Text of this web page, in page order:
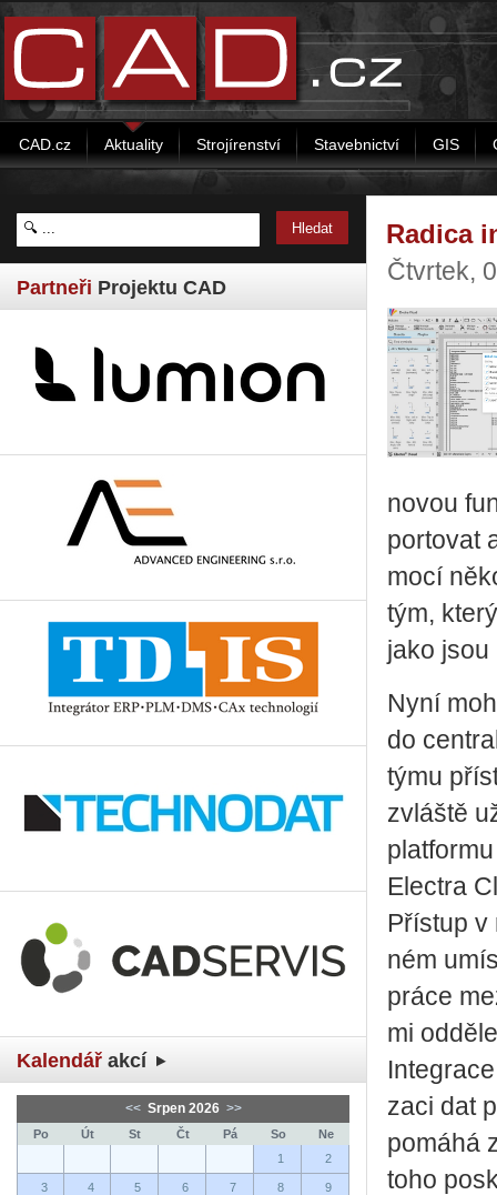
CAD.cz Aktuality Strojírenství Stavebnictví GIS
Partneři Projektu CAD
Kalendář akcí
<< Srpen 2026 >>
Po Út St Čt Pá So
Ne
1
2
3 4 5 6 7 8 9
Radica
Čtvrtek,
novou
por­to­vat
mo­cí
tým,
jako
Nyní
do
týmu
zvláš­tě
Elect­ra
Pří­stup
ném
prá­ce
mi
za­ci dat
po­má­há
toho